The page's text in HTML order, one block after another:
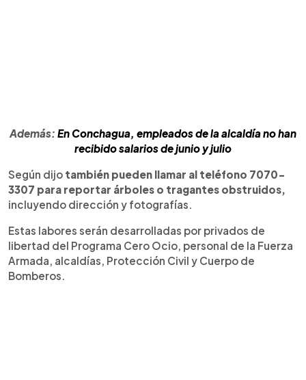
Además: En Conchagua, empleados de la alcaldía no han
recibido salarios de junio y julio
Según dijo también pueden llamar al teléfono 7070-
3307 para reportar árboles o tragantes obstruidos,
incluyendo dirección y fotografías.
Estas labores serán desarrolladas por privados de
libertad del Programa Cero Ocio, personal de la Fuerza
Armada, alcaldías, Protección Civil y Cuerpo de
Bomberos.